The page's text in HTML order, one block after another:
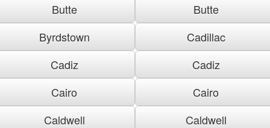
Butte
Butte
Byrdstown
Cadillac
Cadiz
Cadiz
Cairo
Cairo
Caldwell
Caldwell